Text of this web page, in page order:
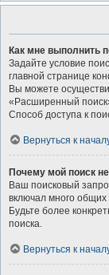
Как мне выполнить
Задайте условие
главной странице
Вы можете
«Расширенный
Способ доступа к
Вернуться к
Почему мой поиск
Ваш поисковый
включал много общих
Будьте более
поиска.
Вернуться к